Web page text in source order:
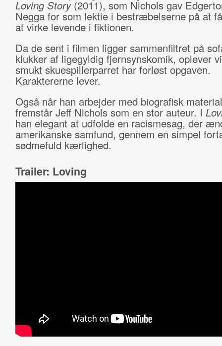
Loving Story(2011), som Nichols gav
Negga for som lektie i bestræbelserne på at
at virke levende i fiktionen.
Da de sent i filmen ligger sammenfiltret på
klukker af ligegyldig fjernsynskomik, oplever
smukt skuespillerparret har forløst opgaven.
Karaktererne lever.
Også når han arbejder med biografisk
fremstår Jeff Nichols som en stor auteur. I
han elegant at udfolde en racismesag, der
amerikanske samfund, gennem en simpel
sødmefuld kærlighed.
Trailer: Loving